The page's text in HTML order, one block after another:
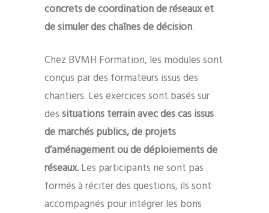
concrets de coordination de réseaux et
de simuler des chaînes de décision.
Chez BVMH Formation, les modules sont
conçus par des formateurs issus des
chantiers. Les exercices sont basés sur
dessituations terrain avec des cas issus
de marchés publics, de projets
d’aménagement ou de déploiements de
réseaux.Les participants ne sont pas
formés à réciter des questions, ils sont
accompagnés pour intégrer les bons